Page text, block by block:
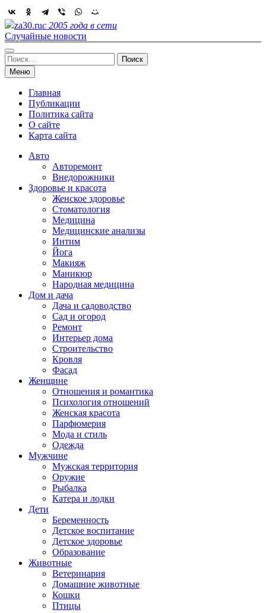
Skip
to
content
za30.ruс 2005 года в сети
Случайные новости
Найти:
Меню
Главная
Публикации
Политика сайта
О сайте
Карта сайта
Авто
Авторемонт
Внедорожники
Здоровье и красота
Женское здоровье
Стоматология
Медицина
Медицинские анализы
Интим
Йога
Макияж
Маникюр
Народная медицина
Дом и дача
Дача и садоводство
Сад и огород
Ремонт
Интерьер дома
Строительство
Кровля
Фасад
Женщине
Отношения и романтика
Психология отношений
Женская красота
Парфюмерия
Мода и стиль
Одежда
Мужчине
Мужская территория
Оружие
Рыбалка
Катера и лодки
Дети
Беременность
Детское воспитание
Детское здоровье
Образование
Животные
Ветеринария
Домашние животные
Кошки
Птицы